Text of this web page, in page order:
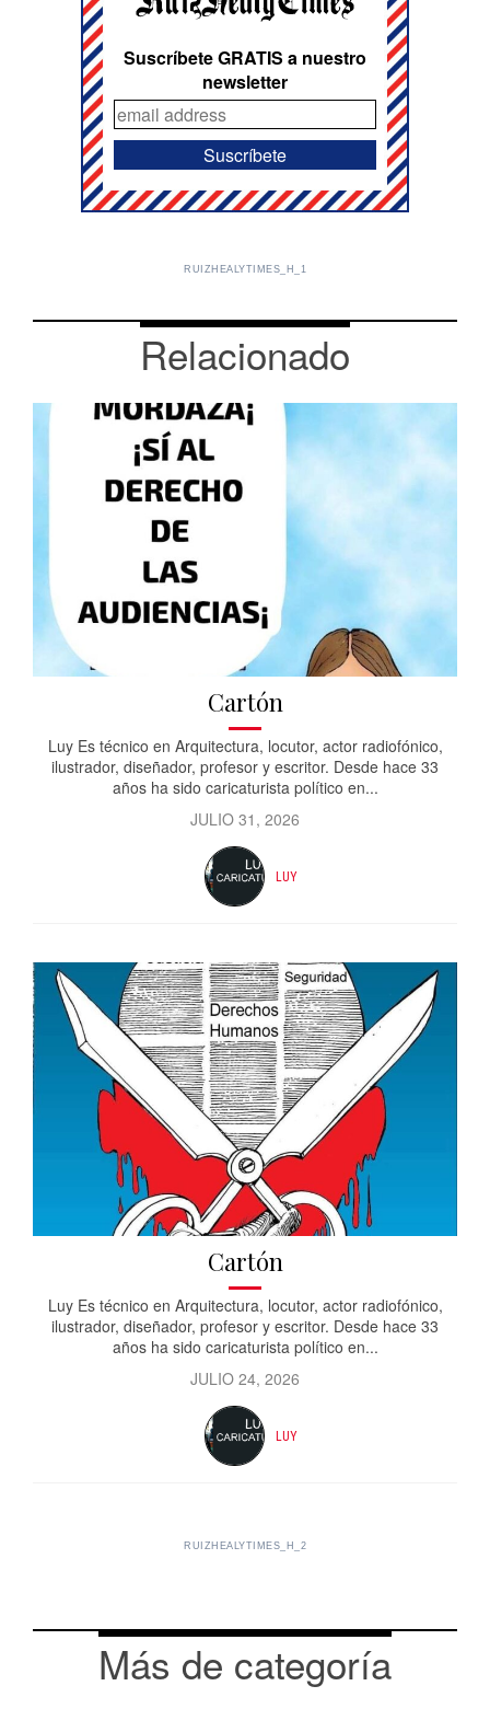
Suscríbete GRATIS a nuestro
newsletter
RUIZHEALYTIMES_H_1
Relacionado
Cartón
Luy Es técnico en Arquitectura, locutor, actor radiofónico,
ilustrador, diseñador, profesor y escritor. Desde hace 33
años ha sido caricaturista político en...
JULIO 31, 2026
LUY
Cartón
Luy Es técnico en Arquitectura, locutor, actor radiofónico,
ilustrador, diseñador, profesor y escritor. Desde hace 33
años ha sido caricaturista político en...
JULIO 24, 2026
LUY
RUIZHEALYTIMES_H_2
Más de categoría